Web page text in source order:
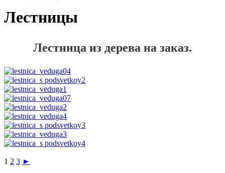
Лестницы
Лестница из дерева на заказ.
1 2 3 ►